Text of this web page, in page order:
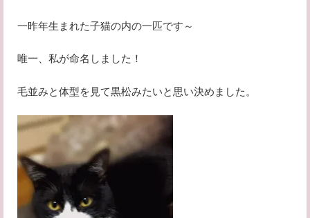
一昨年生まれた子猫の内の一匹です～
唯一、私が命名しました！
毛並みと体型を見て黒松みたいと思い決めました。